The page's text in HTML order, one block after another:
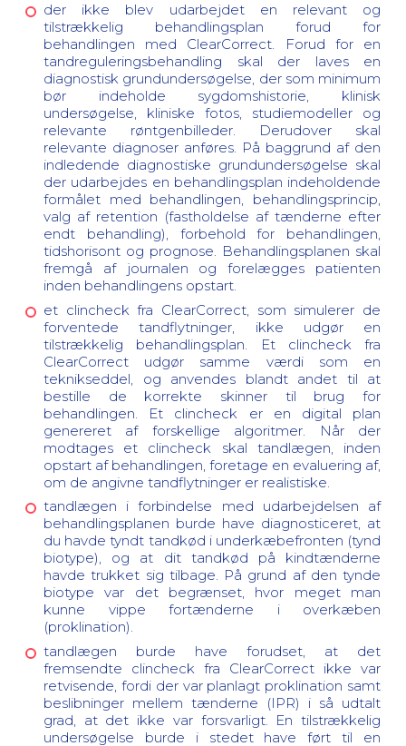
der ikke blev udarbejdet en relevant og
tilstrækkelig behandlingsplan forud for
behandlingen med ClearCorrect. Forud for en
tandreguleringsbehandling skal der laves en
diagnostisk grundundersøgelse, der som minimum
bør indeholde sygdomshistorie, klinisk
undersøgelse, kliniske fotos, studiemodeller og
relevante røntgenbilleder. Derudover skal
relevante diagnoser anføres. På baggrund af den
indledende diagnostiske grundundersøgelse skal
der udarbejdes en behandlingsplan indeholdende
formålet med behandlingen, behandlingsprincip,
valg af retention (fastholdelse af tænderne efter
endt behandling), forbehold for behandlingen,
tidshorisont og prognose. Behandlingsplanen skal
fremgå af journalen og forelægges patienten
inden behandlingens opstart.
et clincheck fra ClearCorrect, som simulerer de
forventede tandflytninger, ikke udgør en
tilstrækkelig behandlingsplan. Et clincheck fra
ClearCorrect udgør samme værdi som en
teknikseddel, og anvendes blandt andet til at
bestille de korrekte skinner til brug for
behandlingen. Et clincheck er en digital plan
genereret af forskellige algoritmer. Når der
modtages et clincheck skal tandlægen, inden
opstart af behandlingen, foretage en evaluering af,
om de angivne tandflytninger er realistiske.
tandlægen i forbindelse med udarbejdelsen af
behandlingsplanen burde have diagnosticeret, at
du havde tyndt tandkød i underkæbefronten (tynd
biotype), og at dit tandkød på kindtænderne
havde trukket sig tilbage. På grund af den tynde
biotype var det begrænset, hvor meget man
kunne vippe fortænderne i overkæben
(proklination).
tandlægen burde have forudset, at det
fremsendte clincheck fra ClearCorrect ikke var
retvisende, fordi der var planlagt proklination samt
beslibninger mellem tænderne (IPR) i så udtalt
grad, at det ikke var forsvarligt. En tilstrækkelig
undersøgelse burde i stedet have ført til en